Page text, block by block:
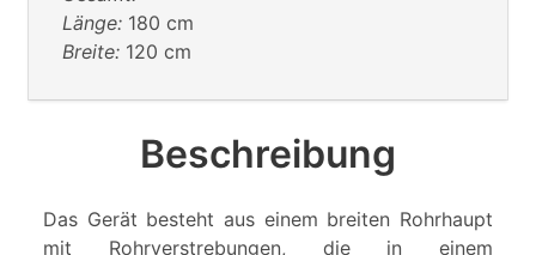
Länge: 180 cm
Breite: 120 cm
Beschreibung
Das Gerät besteht aus einem breiten Rohrhaupt
mit Rohrverstrebungen, die in einem